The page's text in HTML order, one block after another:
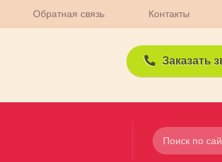
Обратная связь Контакты
Заказать